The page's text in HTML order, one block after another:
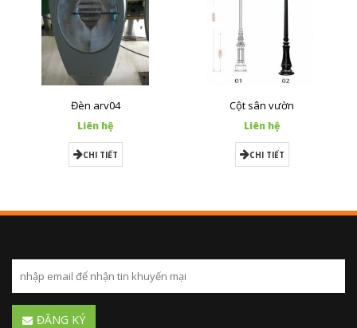
Đèn arv04
Liên hệ
CHI TIẾT
Cột sân vườn
Liên hệ
CHI TIẾT
ĐĂNG KÝ